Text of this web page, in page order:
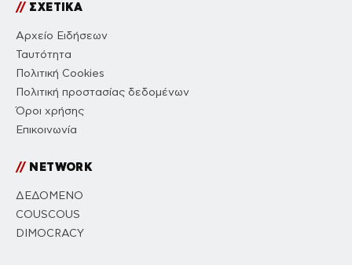
//ΣΧΕΤΙΚΑ
Αρχείο Ειδήσεων
Ταυτότητα
Πολιτική Cookies
Πολιτική προστασίας δεδομένων
Όροι χρήσης
Επικοινωνία
//NETWORK
ΔΕΔΟΜΕΝΟ
COUSCOUS
DIMOCRACY